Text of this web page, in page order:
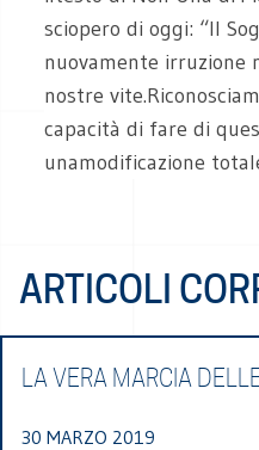
sciopero di oggi: “Il
nuovamente irruzione
nostre
capacità di fare di
unamodificazione
ARTICOLI
LA VERA MARCIA
30 MARZO 2019